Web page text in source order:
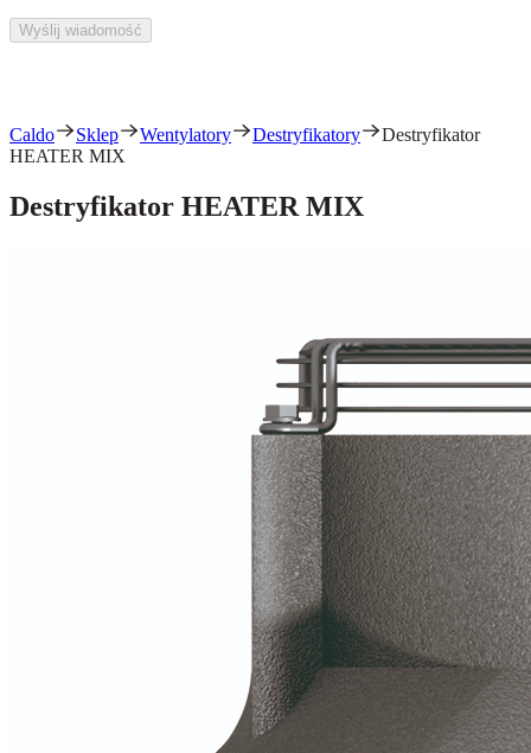
Wyślij wiadomość
Caldo Sklep Wentylatory Destryfikatory
Destryfikator
HEATER MIX
Destryfikator HEATER MIX